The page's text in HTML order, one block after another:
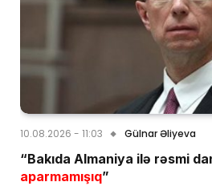
10.08.2026 - 11:03 Gülnar Əliyeva
“Bakıda Almaniya ilə rəsmi
aparmamışıq”